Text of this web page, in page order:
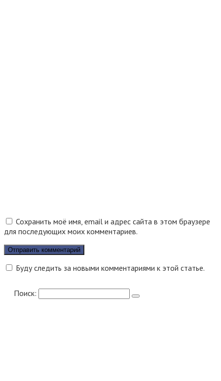
Сохранить моё имя, email и адрес сайта в этом браузере
для последующих моих комментариев.
Буду следить за новыми комментариями к этой статье.
Поиск: